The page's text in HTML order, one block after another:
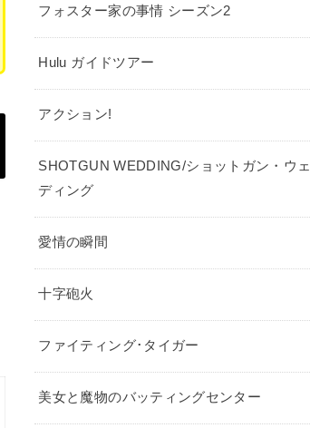
フォスター家の事情 シーズン2
Hulu ガイドツアー
アクション!
SHOTGUN WEDDING/ショットガン・ウェ
ディング
愛情の瞬間
十字砲火
ファイティング･タイガー
美女と魔物のバッティングセンター